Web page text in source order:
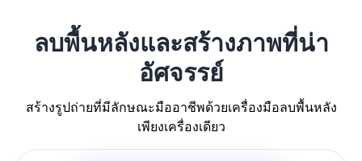
ลบพื้นหลังและสร้างภาพที่น่า
อัศจรรย์
สร้างรูปถ่ายที่มีลักษณะมืออาชีพด้วยเครื่องมือลบพื้นหลัง
เพียงเครื่องเดียว